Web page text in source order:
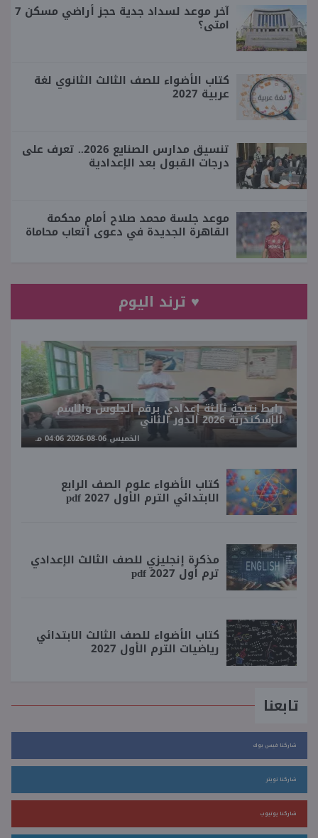
آخر موعد لسداد جدية حجز أراضي مسكن 7
امتى؟
كتاب الأضواء للصف الثالث الثانوي لغة
عربية 2027
تنسيق مدارس الصنايع 2026.. تعرف على
درجات القبول بعد الإعدادية
موعد جلسة محمد صلاح أمام محكمة
القاهرة الجديدة في دعوى أتعاب محاماة
♥ ترند اليوم
رابط نتيجة ثالثة إعدادي برقم الجلوس والاسم
الإسكندرية 2026 الدور الثاني
الخميس 06-08-2026 04:06 مـ
كتاب الأضواء علوم الصف الرابع
الابتدائي الترم الأول 2027 pdf
مذكرة إنجليزي للصف الثالث الإعدادي
ترم أول 2027 pdf
كتاب الأضواء للصف الثالث الابتدائي
رياضيات الترم الأول 2027
تابعنا
شاركنا فيس بوك
شاركنا تويتر
شاركنا يوتيوب